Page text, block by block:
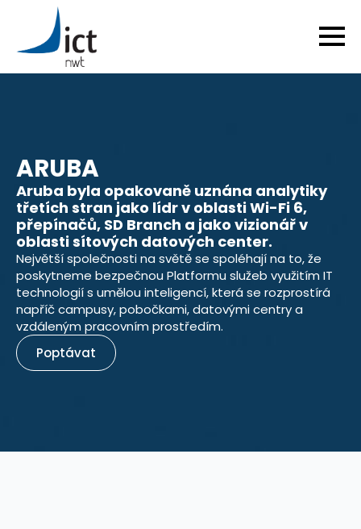
ARUBA
Aruba byla opakovaně uznána analytiky
třetích stran jako lídr v oblasti Wi-Fi 6,
přepínačů, SD Branch a jako vizionář v
oblasti sítových datových center.
Největší společnosti na světě se spoléhají na to, že
poskytneme bezpečnou Platformu služeb využitím IT
technologií s umělou inteligencí, která se rozprostírá
napříč campusy, pobočkami, datovými centry a
vzdáleným pracovním prostředím.
Poptávat